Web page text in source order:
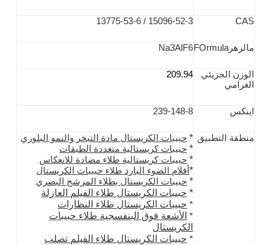
CAS
15096-52-3 / 13775-53-6
مالزهر FOrmula
Na3AlF6
الوزن الجزيئي
الغرامي
209.94
اينكس 239-148-8
منطقة التطبيق * حبيبات الكريستال مادة التبخر والنمو البلوري
* حبيبات كريستالية متعددة الطبقات
* حبيبات كريستالية طلاء مضادة للانعكاس
*أفلام الضوء البارد طلاء حبيبات الكريستال
* حبيبات الكريستال بطلاء المرشح البصري
* حبيبات الكريستال طلاء الفيلم العازلة
* حبيبات الكريستال طلاء النظارات
* الأشعة فوق البنفسجية طلاء حبيبات
الكريستال
* حبيبات الكريستال طلاء الفيلم تصلب